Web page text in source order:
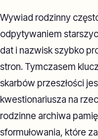
Wywiad rodzinny
odpytywaniem
dat i nazwisk szybko
stron. Tymczasem
skarbów przeszłości
kwestionariusza na
rodzinne archiwa
sformułowania, które